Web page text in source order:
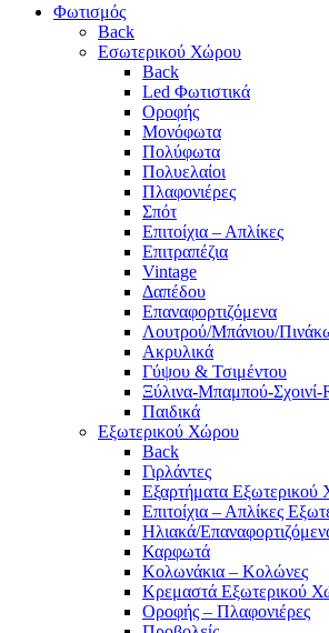
Φωτισμός
Back
Εσωτερικού Χώρου
Back
Led Φωτιστικά
Οροφής
Μονόφωτα
Πολύφωτα
Πολυελαίοι
Πλαφονιέρες
Σπότ
Επιτοίχια – Απλίκες
Επιτραπέζια
Vintage
Δαπέδου
Επαναφορτιζόμενα
Λουτρού/Μπάνιου/
Ακρυλικά
Γύψου & Τσιμέντου
Ξύλινα-Μπαμπού-Σχοινί-
Παιδικά
Εξωτερικού Χώρου
Back
Γιρλάντες
Εξαρτήματα Εξωτερικού
Επιτοίχια – Απλίκες
Ηλιακά/
Καρφωτά
Κολωνάκια – Κολώνες
Κρεμαστά Εξωτερικού
Οροφής – Πλαφονιέρες